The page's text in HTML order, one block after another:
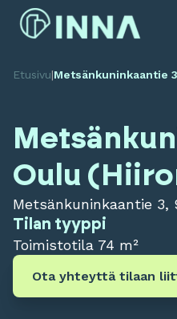
Etusivu|Metsänkuninkaantie
Oulu
Metsänkuninkaantie 3,
Tilan tyyppi
Toimistotila 74 m²
Ota yhteyttä tilaan